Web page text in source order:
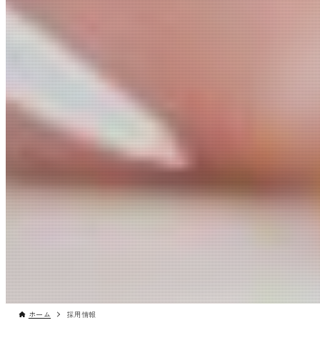
ホーム 採用情報